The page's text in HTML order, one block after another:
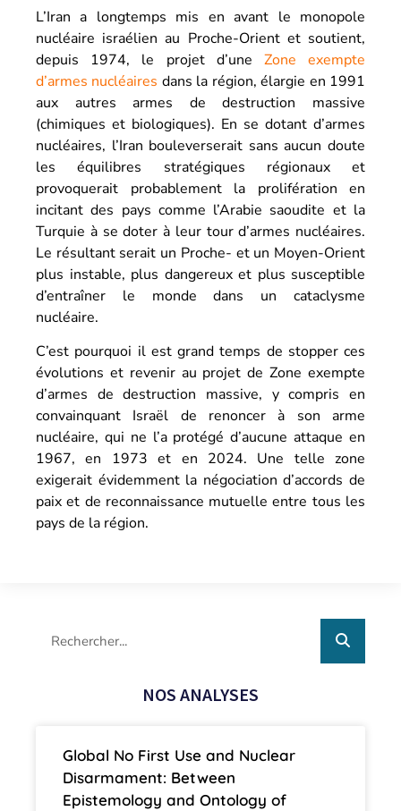
L’Iran a longtemps mis en avant le monopole
nucléaire israélien au Proche-Orient et soutient,
depuis 1974, le projet d’une Zone exempte
d’armes nucléaires dans la région, élargie en 1991
aux autres armes de destruction massive
(chimiques et biologiques). En se dotant d’armes
nucléaires, l’Iran bouleverserait sans aucun doute
les équilibres stratégiques régionaux et
provoquerait probablement la prolifération en
incitant des pays comme l’Arabie saoudite et la
Turquie à se doter à leur tour d’armes nucléaires.
Le résultant serait un Proche- et un Moyen-Orient
plus instable, plus dangereux et plus susceptible
d’entraîner le monde dans un cataclysme
nucléaire.
C’est pourquoi il est grand temps de stopper ces
évolutions et revenir au projet de Zone exempte
d’armes de destruction massive, y compris en
convainquant Israël de renoncer à son arme
nucléaire, qui ne l’a protégé d’aucune attaque en
1967, en 1973 et en 2024. Une telle zone
exigerait évidemment la négociation d’accords de
paix et de reconnaissance mutuelle entre tous les
pays de la région.
NOS ANALYSES
Global No First Use and Nuclear
Disarmament: Between
Epistemology and Ontology of